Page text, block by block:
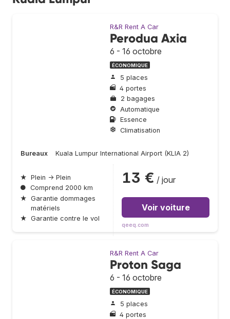
R&R Rent A Car
Perodua Axia
6 - 16 octobre
ÉCONOMIQUE
5 places
4 portes
2 bagages
Automatique
Essence
Climatisation
Bureaux Kuala Lumpur International Airport (KLIA 2)
★ Plein → Plein
● Comprend 2000 km
★ Garantie dommages
matériels
★ Garantie contre le vol
13 € / jour
Voir voiture
qeeq.com
R&R Rent A Car
Proton Saga
6 - 16 octobre
ÉCONOMIQUE
5 places
4 portes